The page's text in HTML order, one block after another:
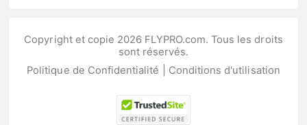
Copyright et copie 2026 FLYPRO.com. Tous les droits
sont réservés.
Politique de Confidentialité
Conditions d'utilisation